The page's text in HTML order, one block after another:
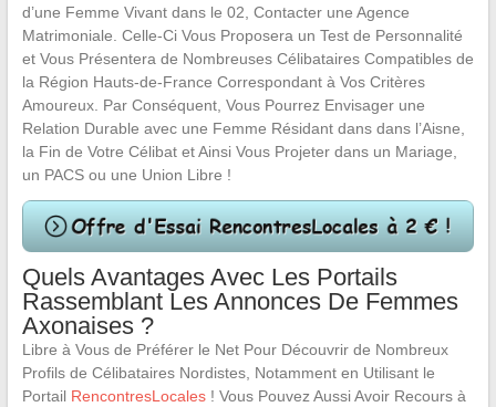
d’une Femme Vivant dans le 02, Contacter une Agence
Matrimoniale. Celle-Ci Vous Proposera un Test de Personnalité
et Vous Présentera de Nombreuses Célibataires Compatibles de
la Région Hauts-de-France Correspondant à Vos Critères
Amoureux. Par Conséquent, Vous Pourrez Envisager une
Relation Durable avec une Femme Résidant dans dans l’Aisne,
la Fin de Votre Célibat et Ainsi Vous Projeter dans un Mariage,
un PACS ou une Union Libre !
Quels Avantages Avec Les Portails
Rassemblant Les Annonces De Femmes
Axonaises ?
Libre à Vous de Préférer le Net Pour Découvrir de Nombreux
Profils de Célibataires Nordistes, Notamment en Utilisant le
Portail RencontresLocales! Vous Pouvez Aussi Avoir Recours à